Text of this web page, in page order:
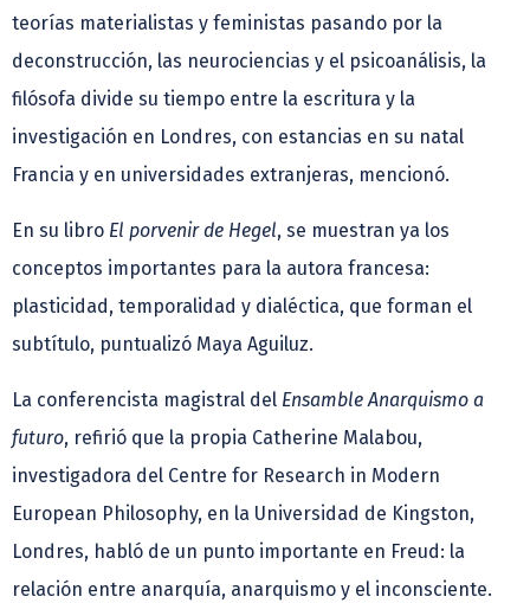
teorías materialistas y feministas pasando por la
deconstrucción, las neurociencias y el psicoanálisis, la
filósofa divide su tiempo entre la escritura y la
investigación en Londres, con estancias en su natal
Francia y en universidades extranjeras, mencionó.
En su libro El porvenir de Hegel, se muestran ya los
conceptos importantes para la autora francesa:
plasticidad, temporalidad y dialéctica, que forman el
subtítulo, puntualizó Maya Aguiluz.
La conferencista magistral del Ensamble Anarquismo a
futuro, refirió que la propia Catherine Malabou,
investigadora del Centre for Research in Modern
European Philosophy, en la Universidad de Kingston,
Londres, habló de un punto importante en Freud: la
relación entre anarquía, anarquismo y el inconsciente.